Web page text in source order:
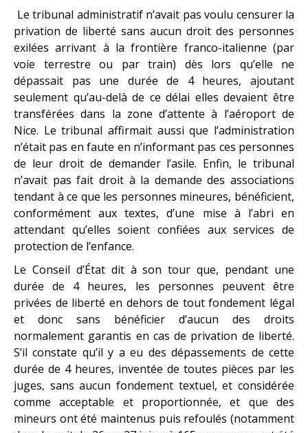
Le tribunal administratif n’avait pas voulu censurer la
privation de liberté sans aucun droit des personnes
exilées arrivant à la frontière franco-italienne (par
voie terrestre ou par train) dès lors qu’elle ne
dépassait pas une durée de 4 heures, ajoutant
seulement qu’au-delà de ce délai elles devaient être
transférées dans la zone d’attente à l’aéroport de
Nice. Le tribunal affirmait aussi que l’administration
n’était pas en faute en n’informant pas ces personnes
de leur droit de demander l’asile. Enfin, le tribunal
n’avait pas fait droit à la demande des associations
tendant à ce que les personnes mineures, bénéficient,
conformément aux textes, d’une mise à l’abri en
attendant qu’elles soient confiées aux services de
protection de l’enfance.
Le Conseil d’État dit à son tour que, pendant une
durée de 4 heures, les personnes peuvent être
privées de liberté en dehors de tout fondement légal
et donc sans bénéficier d’aucun des droits
normalement garantis en cas de privation de liberté.
S’il constate qu’il y a eu des dépassements de cette
durée de 4 heures, inventée de toutes pièces par les
juges, sans aucun fondement textuel, et considérée
comme acceptable et proportionnée, et que des
mineurs ont été maintenus puis refoulés (notamment